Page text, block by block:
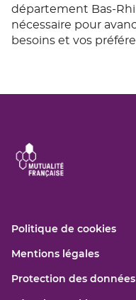
département Bas-
nécessaire pour
besoins et vos
Politique de cookies
Mentions légales(ouvre
une
Protection des données